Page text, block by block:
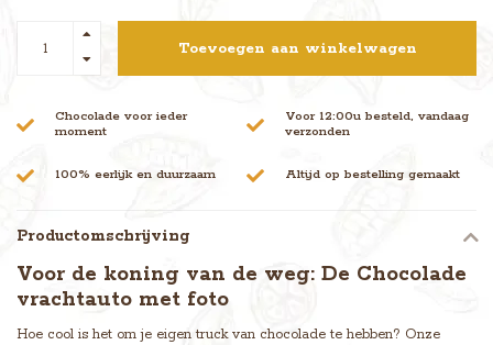
Toevoegen aan winkelwagen
Chocolade voor ieder
moment
Voor 12:00u besteld, vandaag
verzonden
100% eerlijk en duurzaam Altijd op bestelling gemaakt
Productomschrijving
Voor de koning van de weg: De Chocolade
vrachtauto met foto
Hoe cool is het om je eigen truck van chocolade te hebben? Onze